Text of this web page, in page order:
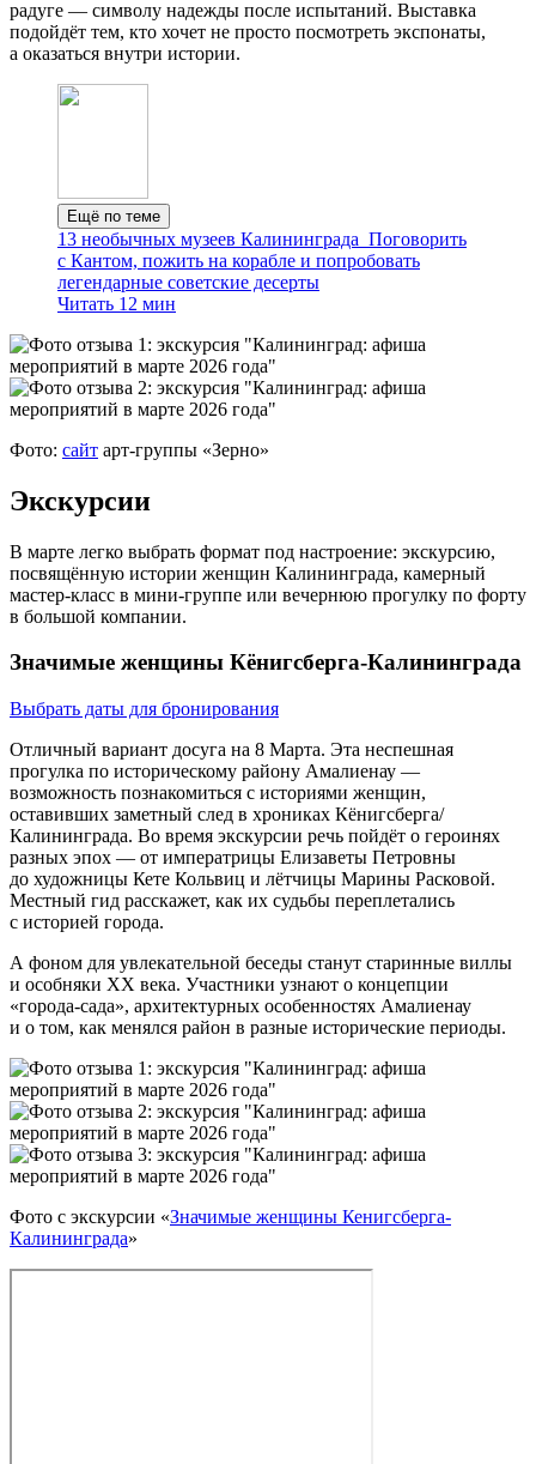
радуге — символу надежды после испытаний. Выставка
подойдёт тем, кто хочет не просто посмотреть экспонаты,
а оказаться внутри истории.
Ещё по теме
13 необычных музеев Калининграда Поговорить
с Кантом, пожить на корабле и попробовать
легендарные советские десерты
Читать 12 мин
Фото: сайт арт‑группы «Зерно»
Экскурсии
В марте легко выбрать формат под настроение: экскурсию,
посвящённую истории женщин Калининграда, камерный
мастер‑класс в мини‑группе или вечернюю прогулку по форту
в большой компании.
Значимые женщины Кёнигсберга-Калининграда
Выбрать даты для бронирования
Отличный вариант досуга на 8 Марта. Эта неспешная
прогулка по историческому району Амалиенау —
возможность познакомиться с историями женщин,
оставивших заметный след в хрониках Кёнигсберга/
Калининграда. Во время экскурсии речь пойдёт о героинях
разных эпох — от императрицы Елизаветы Петровны
до художницы Кете Кольвиц и лётчицы Марины Расковой.
Местный гид расскажет, как их судьбы переплетались
с историей города.
А фоном для увлекательной беседы станут старинные виллы
и особняки XX века. Участники узнают о концепции
«города‑сада», архитектурных особенностях Амалиенау
и о том, как менялся район в разные исторические периоды.
Фото с экскурсии «Значимые женщины Кенигсберга-
Калининграда»